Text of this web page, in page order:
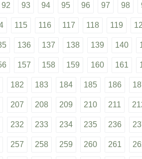
92 93 94 95 96 97 98
115 116 117 118 119
136 137 138 139 140
157 158 159 160 161
182 183 184 185 186
207 208 209 210 211
232 233 234 235 236
257 258 259 260 261